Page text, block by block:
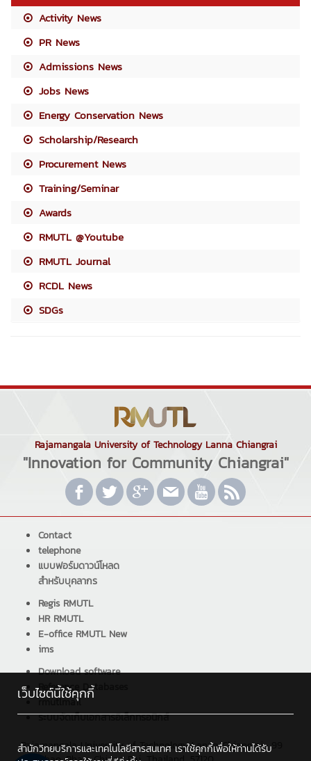
Activity News
PR News
Admissions News
Jobs News
Energy Conservation News
Scholarship/Research
Procurement News
Training/Seminar
Awards
RMUTL @Youtube
RMUTL Journal
RCDL News
SDGs
Rajamangala University of Technology Lanna Chiangrai
"Innovation for Community Chiangrai"
Contact
telephone
แบบฟอร์มดาวน์โหลด
สำหรับบุคลากร
Regis RMUTL
HR RMUTL
E-office RMUTL New
ims
Download software
Reference Databases
rmutlmail
ระบบจัดเก็บเอกสารอิเล็กทรอนิกส์
Rajamangala University of Technology Lanna Chiangrai : 99
เว็บไซต์นี้ใช้คุกกี้
สำนักวิทยบริการและเทคโนโลยีสารสนเทศ เราใช้คุกกี้เพื่อให้ท่านได้รับ